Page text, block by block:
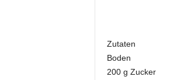
Zutaten
Boden
200 g Zucker